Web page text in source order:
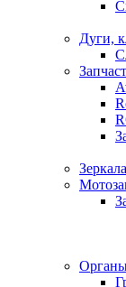
Дуги,
Зеркала